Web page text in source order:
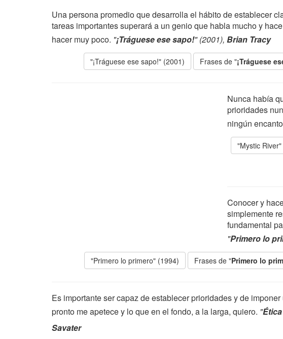
Una persona promedio que desarrolla el hábito de establecer
tareas importantes superará a un genio que habla mucho y
hacer muy poco. "¡Tráguese ese sapo!" (2001), Brian Tracy
"¡Tráguese ese sapo!" (2001) Frases de "¡Tráguese
Nunca había
prioridades
ningún
"Mystic
Conocer y
simplemente
fundamental
"Primero lo
"Primero lo primero" (1994) Frases de "Primero lo
Es importante ser capaz de establecer prioridades y de
pronto me apetece y lo que en el fondo, a la larga, quiero. "
Savater